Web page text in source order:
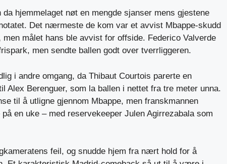
hjemmelaget nøt en mengde sjanser mens gjestene
Det nærmeste de kom var et avvist Mbappe-skudd
målet hans ble avvist for offside. Federico Valverde
men sendte ballen godt over tverrliggeren.
i andre omgang, da Thibaut Courtois parerte en
Alex Berenguer, som la ballen i nettet fra tre meter unna.
til å utligne gjennom Mbappe, men franskmannen
en uke – med reservekeeper Julen Agirrezabala som
feil, og snudde hjem fra nært hold for å